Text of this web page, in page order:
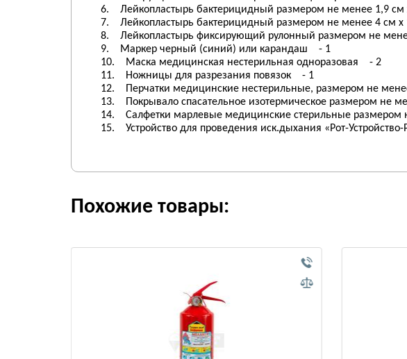
6. Лейкопластырь бактерицидный размером не менее 1,9
7. Лейкопластырь бактерицидный размером не менее 4 см
8. Лейкопластырь фиксирующий рулонный размером не
9. Маркер черный (синий) или карандаш - 1
10. Маска медицинская нестерильная одноразовая - 2
11. Ножницы для разрезания повязок - 1
12. Перчатки медицинские нестерильные, размером не
13. Покрывало спасательное изотермическое размером не
14. Салфетки марлевые медицинские стерильные
15. Устройство для проведения иск.дыхания «Рот-
Похожие товары: